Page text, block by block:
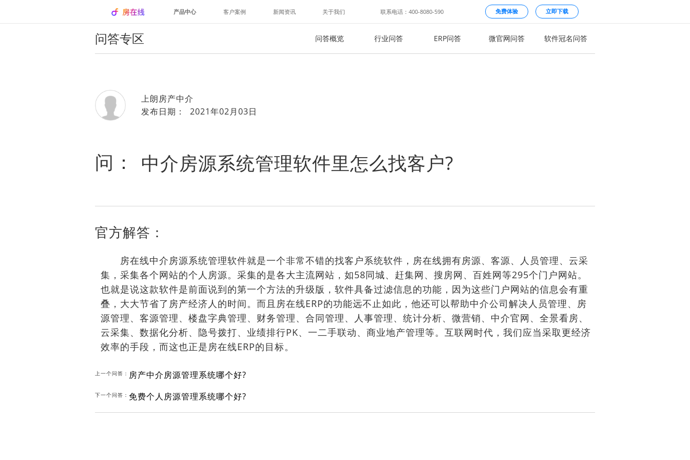
产品中心 客户案例 新闻资讯 关于我们 联系电话：400-8080-590 免费体验 立即下载
问答专区 问答概览 行业问答 ERP问答 微官网问答 软件冠名问答
上朗房产中介
发布日期： 2021年02月03日
问： 中介房源系统管理软件里怎么找客户?
官方解答：
房在线中介房源系统管理软件就是一个非常不错的找客户系统软件，房在线拥有房源、客源、人员管理、云采
集，采集各个网站的个人房源。采集的是各大主流网站，如58同城、赶集网、搜房网、百姓网等295个门户网站。
也就是说这款软件是前面说到的第一个方法的升级版，软件具备过滤信息的功能，因为这些门户网站的信息会有重
叠，大大节省了房产经济人的时间。而且房在线ERP的功能远不止如此，他还可以帮助中介公司解决人员管理、房
源管理、客源管理、楼盘字典管理、财务管理、合同管理、人事管理、统计分析、微营销、中介官网、全景看房、
云采集、数据化分析、隐号拨打、业绩排行PK、一二手联动、商业地产管理等。互联网时代，我们应当采取更经济
效率的手段，而这也正是房在线ERP的目标。
上一个问答： 房产中介房源管理系统哪个好?
下一个问答： 免费个人房源管理系统哪个好?